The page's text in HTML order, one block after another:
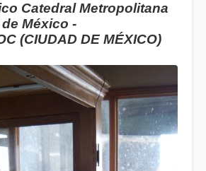
Catedral Metropolitana
México -
(CIUDAD DE MÉXICO)